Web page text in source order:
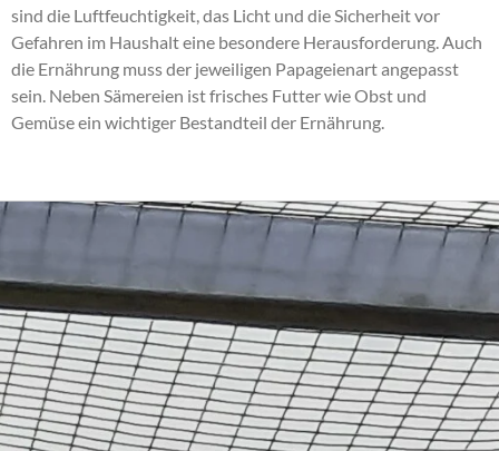
sind die Luftfeuchtigkeit, das Licht und die Sicherheit vor
Gefahren im Haushalt eine besondere Herausforderung. Auch
die Ernährung muss der jeweiligen Papageienart angepasst
sein. Neben Sämereien ist frisches Futter wie Obst und
Gemüse ein wichtiger Bestandteil der Ernährung.